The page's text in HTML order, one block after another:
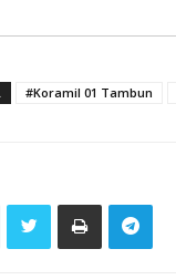
#Koramil 01 Tambun